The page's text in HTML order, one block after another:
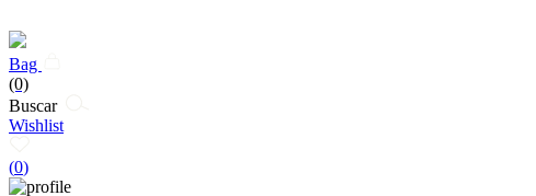
Bag
(0)
Buscar
Wishlist
(0)